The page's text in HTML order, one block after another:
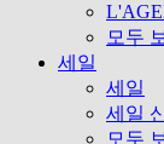
모두
세일
세일
세일
모두